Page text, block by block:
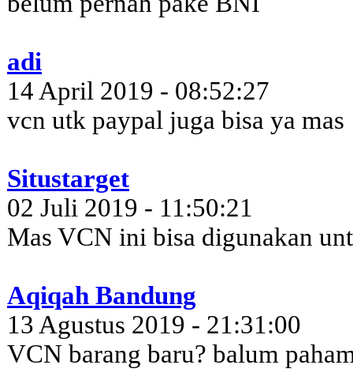
adi
14 April 2019 - 08:52:27
vcn utk paypal juga bisa ya mas
Situstarget
02 Juli 2019 - 11:50:21
Mas VCN ini bisa digunakan
Aqiqah Bandung
13 Agustus 2019 - 21:31:00
VCN barang baru? balum